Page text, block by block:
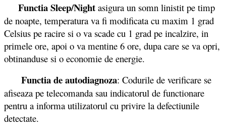
Functia Sleep/Night asigura un somn linistit pe timp
de noapte, temperatura va fi modificata cu maxim 1 grad
Celsius pe racire si o va scade cu 1 grad pe incalzire, in
primele ore, apoi o va mentine 6 ore, dupa care se va opri,
obtinanduse si o economie de energie.
Functia de autodiagnoza: Codurile de verificare se
afiseaza pe telecomanda sau indicatorul de functionare
pentru a informa utilizatorul cu privire la defectiunile
detectate.